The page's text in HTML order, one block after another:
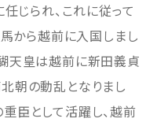
じられ、これに従って
から越前に入国しまし
天皇は越前に新田義貞
朝の動乱となりまし
臣として活躍し、越前